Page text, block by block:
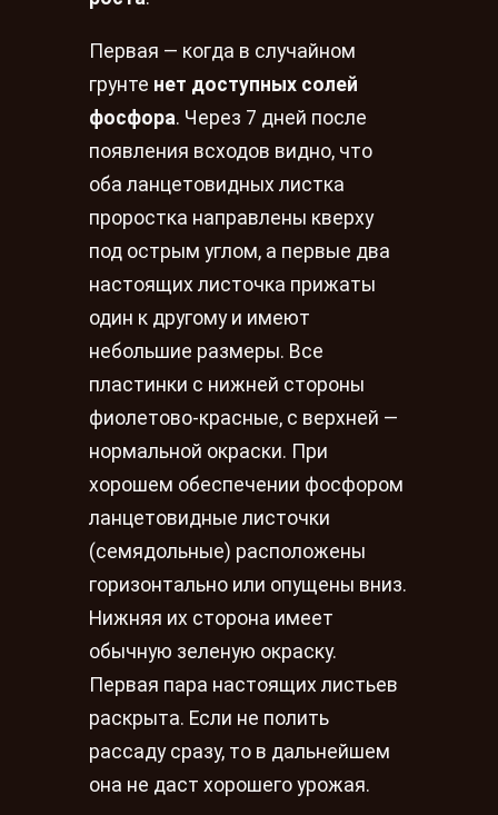
Первая — когда в случайном
грунте нет доступных солей
фосфора. Через 7 дней после
появления всходов видно, что
оба ланцетовидных листка
проростка направлены кверху
под острым углом, а первые два
настоящих листочка прижаты
один к другому и имеют
небольшие размеры. Все
пластинки с нижней стороны
фиолетово-красные, с верхней —
нормальной окраски. При
хорошем обеспечении фосфором
ланцетовидные листочки
(семядольные) расположены
горизонтально или опущены вниз.
Нижняя их сторона имеет
обычную зеленую окраску.
Первая пара настоящих листьев
раскрыта. Если не полить
рассаду сразу, то в дальнейшем
она не даст хорошего урожая.